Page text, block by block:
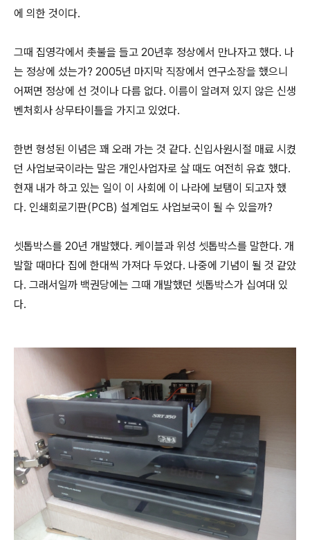
에 의한 것이다.
그때 집영각에서 촛불을 들고 20년후 정상에서 만나자고 했다. 나
는 정상에 섰는가? 2005년 마지막 직장에서 연구소장을 했으니
어쩌면 정상에 선 것이나 다름 없다. 이름이 알려져 있지 않은 신생
벤처회사 상무타이틀을 가지고 있었다.
한번 형성된 이념은 꽤 오래 가는 것 같다. 신입사원시절 매료 시켰
던 사업보국이라는 말은 개인사업자로 살 때도 여전히 유효 했다.
현재 내가 하고 있는 일이 이 사회에 이 나라에 보탬이 되고자 했
다. 인쇄회로기판(PCB) 설계업도 사업보국이 될 수 있을까?
셋톱박스를 20년 개발했다. 케이블과 위성 셋톱박스를 말한다. 개
발할 때마다 집에 한대씩 가져다 두었다. 나중에 기념이 될 것 같았
다. 그래서일까 백권당에는 그때 개발했던 셋톱박스가 십여대 있
다.